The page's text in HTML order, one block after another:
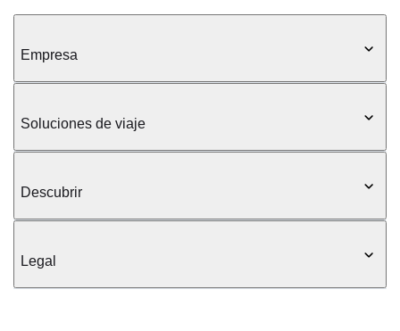
Empresa
Soluciones de viaje
Descubrir
Legal